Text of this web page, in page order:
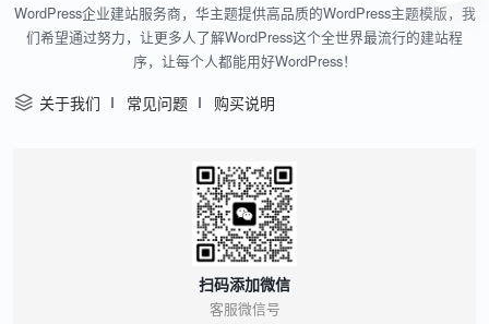
WordPress企业建站服务商，华主题提供高品质的WordPress主题模版，我
们希望通过努力，让更多人了解WordPress这个全世界最流行的建站程
序，让每个人都能用好WordPress！
关于我们 常见问题 购买说明
扫码添加微信
客服微信号